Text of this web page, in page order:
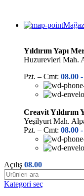
Yıldırım Yapı
Huzurevleri Mah.
Pzt. – Cmt: 08.00 -
Creavit Yıldırım
Yeşilyurt Mah.
Pzt. – Cmt: 08.00 -
Açılış 08.00
Kategori seç